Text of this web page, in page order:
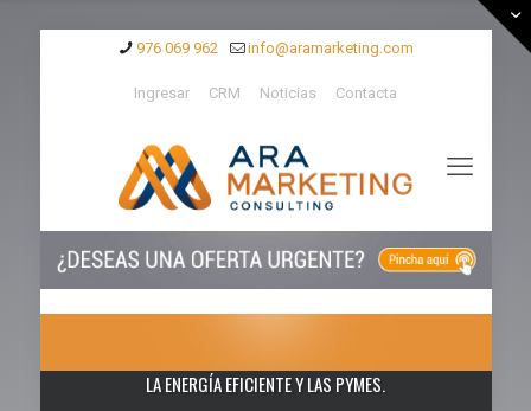
976 069 962 info@aramarketing.com
Ingresar CRM Noticias Contacta
LA ENERGÍA EFICIENTE Y LAS PYMES.